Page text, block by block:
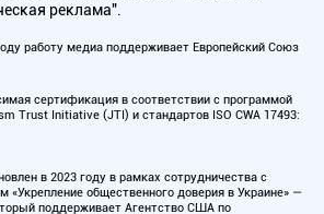
реклама".
работу медиа поддерживает Европейский Союз
сертификация в соответствии с программой
Trust Initiative (JTI) и стандартов ISO CWA 17493:
в 2023 году в рамках сотрудничества с
«Укрепление общественного доверия в Украине» —
поддерживает Агентство США по